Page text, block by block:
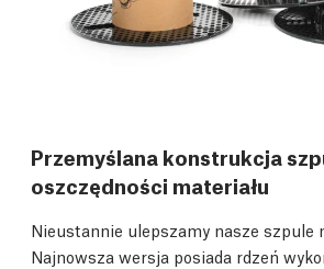
Przemyślana konstrukcja
oszczędności materiału
Nieustannie ulepszamy nasze szpule
Najnowsza wersja posiada rdzeń